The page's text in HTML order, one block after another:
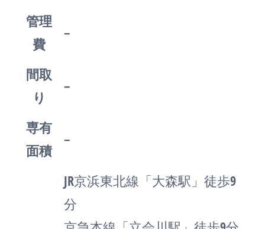
管理
費
–
間取
り
–
専有
面積
–
JR京浜東北線「大森駅」徒歩9
分